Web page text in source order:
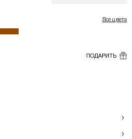
Все цвета
ПОДАРИТЬ